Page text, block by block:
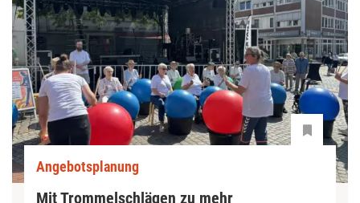
Angebotsplanung
Mit Trommelschlägen zu mehr